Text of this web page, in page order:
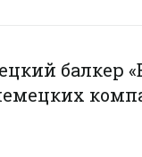
балкер